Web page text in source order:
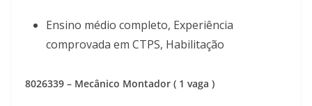
Ensino médio completo, Experiência
comprovada em CTPS, Habilitação
8026339 – Mecânico Montador ( 1 vaga )